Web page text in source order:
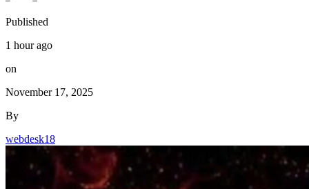
Published
1 hour ago
on
November 17, 2025
By
webdesk18